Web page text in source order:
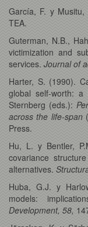
García, F. y Musitu,
TEA.
Guterman, N.B.,
victimization and
services. Journal of
Harter, S. (1990).
global self-worth:
Sternberg (eds.):
across the life-span
Press.
Hu, L. y Bentler,
covariance
alternatives.
Huba, G.J. y
models:
Development, 58,